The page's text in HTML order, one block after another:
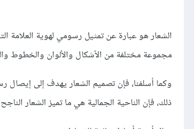
الشعار هو عبارة عن تمثيل رسومي لهوية العلامة
مجموعة مختلفة من الأشكال والألوان والخطوط
وكما أسلفنا، فإن تصميم الشعار يهدف إلى إيصال
ذلك، فإن الناحية الجمالية هي ما تميز الشعار